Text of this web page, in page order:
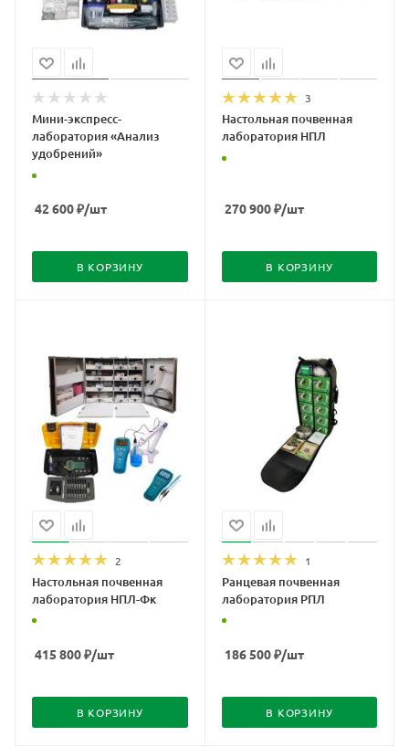
Мини-экспресс-
лаборатория «Анализ
удобрений»
42 600₽/шт
В КОРЗИНУ
3
Настольная почвенная
лаборатория НПЛ
270 900₽/шт
В КОРЗИНУ
2
Настольная почвенная
лаборатория НПЛ-Фк
415 800₽/шт
В КОРЗИНУ
1
Ранцевая почвенная
лаборатория РПЛ
186 500₽/шт
В КОРЗИНУ